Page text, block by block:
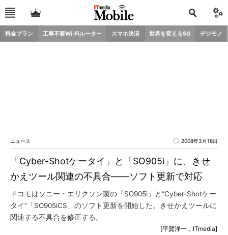
料金プラン 工事不要Wi-Fiルーター スマホ決済 世界を変える5G デジモノ
ニュース 2008年3月18日
「Cyber-Shotケータイ」と「SO905i」に、きせ
かえツール関連の不具合――ソフト更新で対応
ドコモはソニー・エリクソン製の「SO905i」と“Cyber-Shotケー
タイ”「SO905iCS」のソフト更新を開始した。きせかえツールに
関連する不具合を修正する。
[平賀洋一，ITmedia]